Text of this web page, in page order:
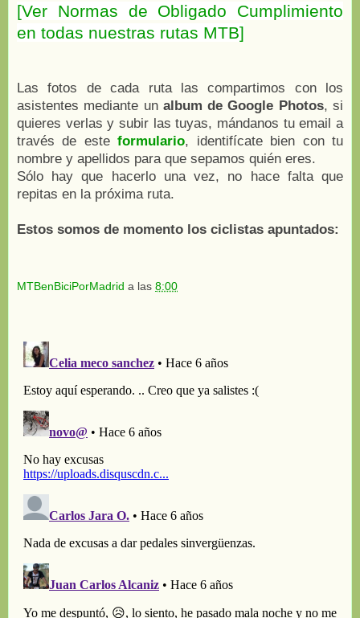
[Ver Normas de Obligado Cumplimiento
en todas nuestras rutas MTB]
Las fotos de cada ruta las compartimos con los
asistentes mediante un album de Google Photos, si
quieres verlas y subir las tuyas, mándanos tu email a
través de esteformulario, identifícate bien con tu
nombre y apellidos para que sepamos quién eres.
Sólo hay que hacerlo una vez, no hace falta que
repitas en la próxima ruta.
Estos somos de momento los ciclistas apuntados:
MTBenBiciPorMadrid a las 8:00